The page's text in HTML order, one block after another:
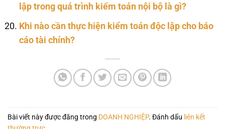
lập trong quá trình kiểm toán nội bộ là gì?
Khi nào cần thực hiện kiểm toán độc lập cho báo
cáo tài chính?
Bài viết này được đăng trong DOANH NGHIỆP. Đánh dấu liên kết